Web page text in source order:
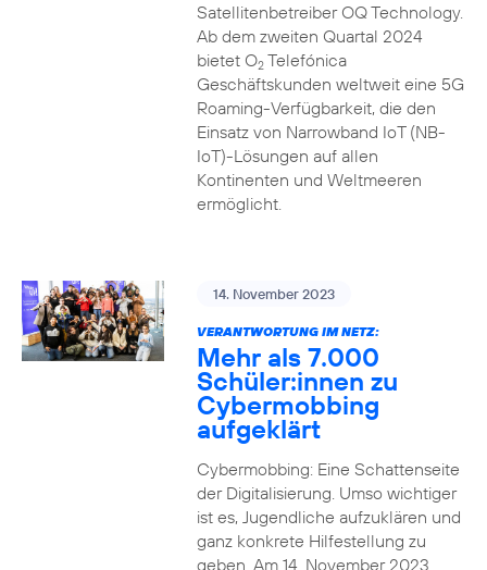
Satellitenbetreiber OQ Technology.
Ab dem zweiten Quartal 2024
bietet O2Telefónica
Geschäftskunden weltweit eine 5G
Roaming-Verfügbarkeit, die den
Einsatz von Narrowband IoT (NB-
IoT)-Lösungen auf allen
Kontinenten und Weltmeeren
ermöglicht.
14. November 2023
VERANTWORTUNG IM NETZ:
Mehr als 7.000
Schüler:innen zu
Cybermobbing
aufgeklärt
Cybermobbing: Eine Schattenseite
der Digitalisierung. Umso wichtiger
ist es, Jugendliche aufzuklären und
ganz konkrete Hilfestellung zu
geben. Am 14. November 2023